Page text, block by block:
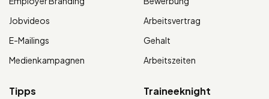
Jobvideos
E-Mailings
Medienkampagnen
Arbeitsvertrag
Gehalt
Arbeitszeiten
Tipps Traineeknight